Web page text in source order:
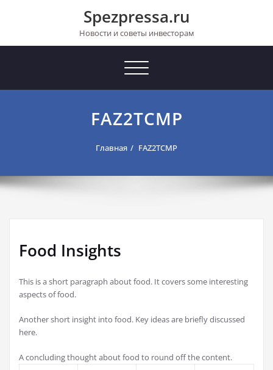
Spezpressa.ru
Новости и советы инвесторам
Toggle
FAZ2TCMP
Главная FAZ2TCMP
Food Insights
This is a short paragraph about food. It covers some interesting
aspects of food.
Another short insight into food. Key ideas are briefly discussed
here.
A concluding thought about food to round off the content.